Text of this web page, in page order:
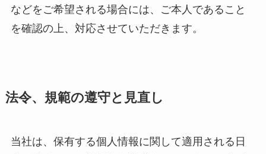
などをご希望される場合には、ご本人であること
を確認の上、対応させていただきます。
法令、規範の遵守と見直し
当社は、保有する個人情報に関して適用される日